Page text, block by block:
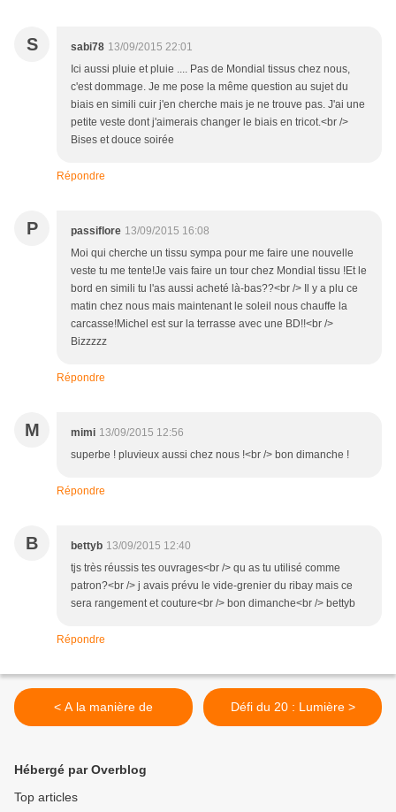
S sabi78 13/09/2015 22:01
Ici aussi pluie et pluie .... Pas de Mondial tissus chez nous,
c'est dommage. Je me pose la même question au sujet du
biais en simili cuir j'en cherche mais je ne trouve pas. J'ai une
petite veste dont j'aimerais changer le biais en tricot.<br />
Bises et douce soirée
Répondre
P passiflore 13/09/2015 16:08
Moi qui cherche un tissu sympa pour me faire une nouvelle
veste tu me tente!Je vais faire un tour chez Mondial tissu !Et le
bord en simili tu l'as aussi acheté là-bas??<br /> Il y a plu ce
matin chez nous mais maintenant le soleil nous chauffe la
carcasse!Michel est sur la terrasse avec une BD!!<br />
Bizzzzz
Répondre
M mimi 13/09/2015 12:56
superbe ! pluvieux aussi chez nous !<br /> bon dimanche !
Répondre
B bettyb 13/09/2015 12:40
tjs très réussis tes ouvrages<br /> qu as tu utilisé comme
patron?<br /> j avais prévu le vide-grenier du ribay mais ce
sera rangement et couture<br /> bon dimanche<br /> bettyb
Répondre
< A la manière de Défi du 20 : Lumière >
Hébergé par Overblog
Top articles